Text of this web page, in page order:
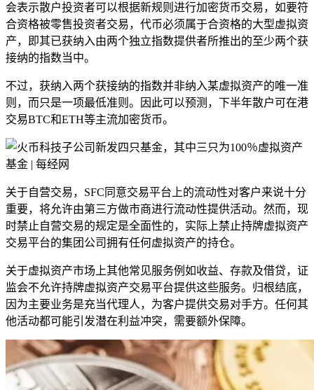
会表示散户投资者可以根据新规则进行加密货币交易，如要符
合资格被零售投资者交易，代币必须属于合资格的大型虚拟资
产，即其已获纳入由两个独立指数提供者所推出的至少两个获
接纳的指数当中。
不过，获纳入两个获接纳的指数并非纳入某虚拟资产的唯一准
则，而只是一项最低准则。因此可以预测，下半年散户可在港
交易BTC和ETH等主流加密货币。
关于自营交易，SFC同意交易平台上的流动性对客户来说十分
重要，将允许由第三方做市商进行流动性提供活动。然而，现
时禁止自营交易的规定是全面性的，实际上禁止持牌虚拟资产
交易平台的集团公司拥有任何虚拟资产的持仓。
关于虚拟资产市场上其他常见服务例如收益、存款及借贷，证
监会不允许持牌虚拟资产交易平台提供这些服务。归根结底，
因为主要业务是充当代理人，为客户提供交易对手方。任何其
他活动都可能引发潜在利益冲突，需要额外保障。